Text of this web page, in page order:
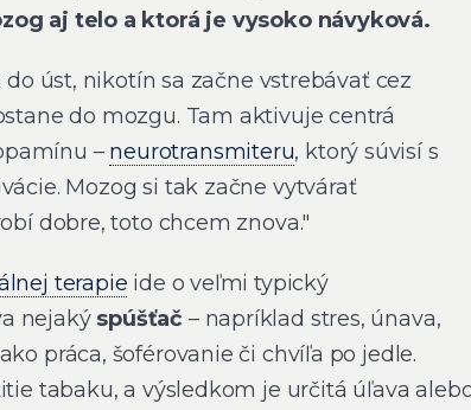
aj telo a ktorá je vysoko návyková.
úst, nikotín sa začne vstrebávať cez
do mozgu. Tam aktivuje centrá
– neurotransmiteru, ktorý súvisí s
Mozog si tak začne vytvárať
dobre, toto chcem znova."
terapie ide o veľmi typický
nejaký spúšťač – napríklad stres, únava,
práca, šoférovanie či chvíľa po jedle.
tabaku, a výsledkom je určitá úľava